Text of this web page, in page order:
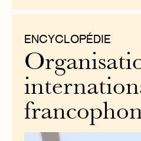
ENCYCLOPÉDIE